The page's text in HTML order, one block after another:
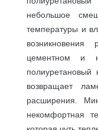
небольшое
температуры и
возникновения
цементном и
полиуретановый
возвращает
расширения.
некомфортная